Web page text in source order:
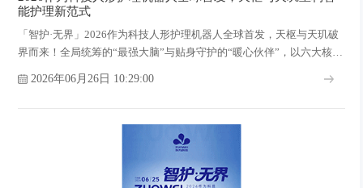
能护理新范式
「智护·无界」2026作为科技人形护理机器人全球首发，天枢与天玑破
界而来！全局统筹的“最强大脑”与贴身守护的“暖心伙伴”，以六大核心
2026年06月26日 10:29:00